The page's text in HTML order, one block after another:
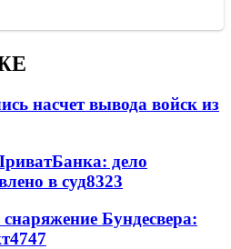
насчет вывода войск из
дело
в суд8323
Бундесвера:
4747